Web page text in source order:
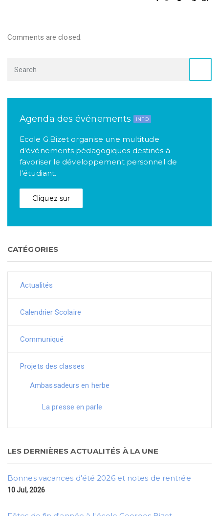
Comments are closed.
Agenda des événements INFO
Ecole G.Bizet organise une multitude
d'événements pédagogiques destinés à
favoriser le développement personnel de
l'étudiant.
Cliquez sur
CATÉGORIES
Actualités
Calendrier Scolaire
Communiqué
Projets des classes
Ambassadeurs en herbe
La presse en parle
LES DERNIÈRES ACTUALITÉS À LA UNE
Bonnes vacances d'été 2026 et notes de rentrée
10 Jul, 2026